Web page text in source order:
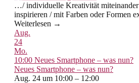
…/ individuelle Kreativität miteinander
inspirieren / mit Farben oder Formen
Weiterlesen →
Aug.
24
Mo.
10:00 Neues Smartphone – was nun?
Neues Smartphone – was nun?
Aug. 24 um 10:00 – 12:00